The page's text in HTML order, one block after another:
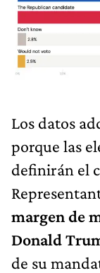
Los datos
porque las
definirán el
margen de
Donald
de su